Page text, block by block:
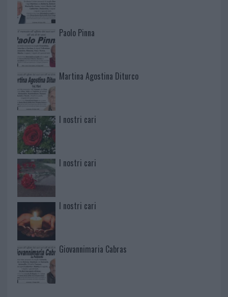
Paolo Pinna
Martina Agostina Diturco
I nostri cari
I nostri cari
I nostri cari
Giovannimaria Cabras